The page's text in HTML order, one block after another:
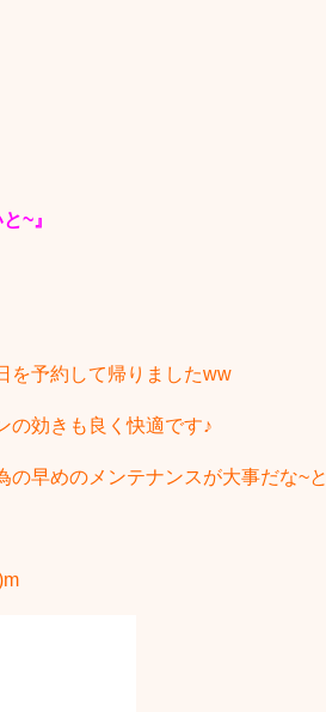
~』
を予約して帰りましたww
の効きも良く快適です♪
の早めのメンテナンスが大事だな~と